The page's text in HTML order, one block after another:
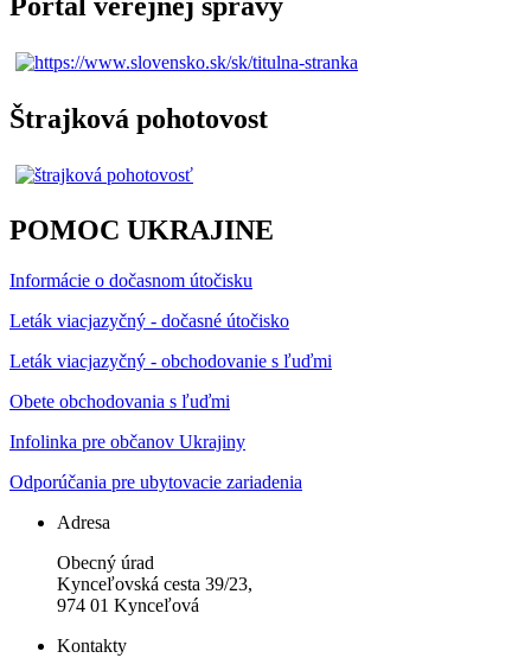
Štrajková pohotovost
POMOC UKRAJINE
Informácie o dočasnom útočisku
Leták viacjazyčný - dočasné útočisko
Leták viacjazyčný - obchodovanie s ľuďmi
Obete obchodovania s ľuďmi
Infolinka pre občanov Ukrajiny
Odporúčania pre ubytovacie zariadenia
Adresa
Obecný úrad
Kynceľovská cesta 39/23,
974 01 Kynceľová
Kontakty